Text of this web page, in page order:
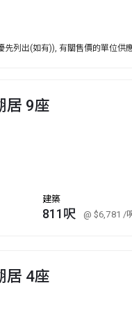
列出(如有)), 有關售價的單位供
居 9座
建築
811呎 @ $6,781/
居 4座